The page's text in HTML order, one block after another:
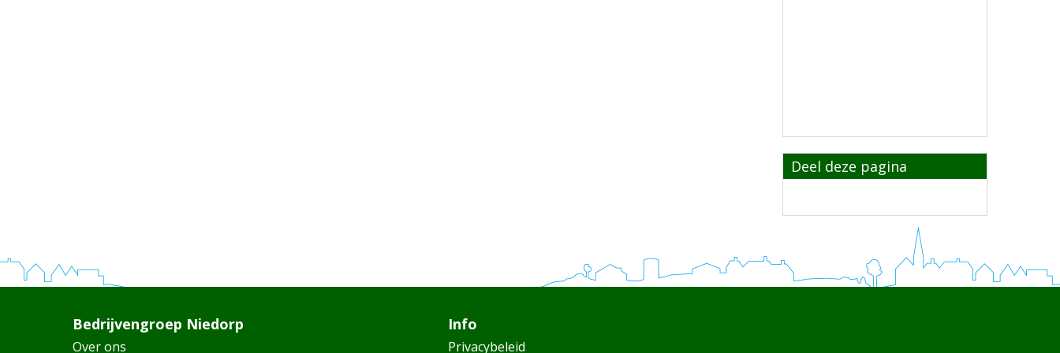
Deel deze pagina
Bedrijvengroep Niedorp
Over ons
Info
Privacybeleid